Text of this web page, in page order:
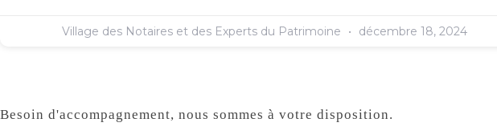
Village des Notaires et des Experts du Patrimoine décembre 18, 2024
Besoin d'accompagnement, nous sommes à votre disposition.